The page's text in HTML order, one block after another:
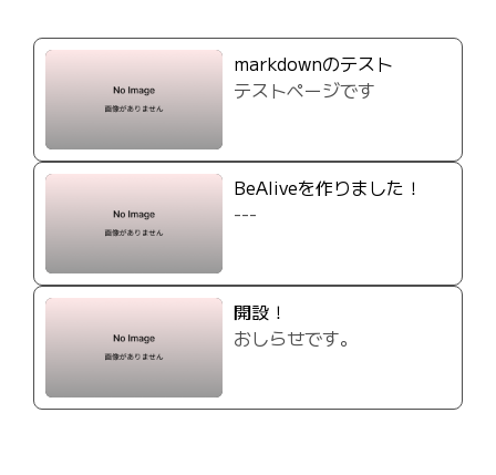
markdownのテスト
テストページです
BeAliveを作りました！
---
開設！
おしらせです。